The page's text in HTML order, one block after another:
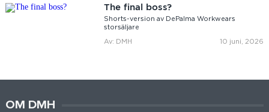
The final boss?
Shorts-version av DePalma Workwears
storsäljare
Av: DMH 10 juni, 2026
OM DMH